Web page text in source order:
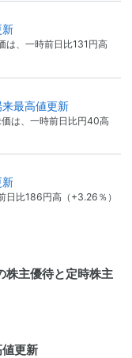
は、一時前日比131円高
最高値更新
は、一時前日比円40高
日比186円高（+3.26％）
株主優待と定時株主
更新